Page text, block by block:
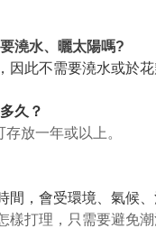
澆水、曬太陽嗎?
因此不需要澆水或於
久？
放一年或以上。
間，會受環境、氣候
樣打理，只需要避免